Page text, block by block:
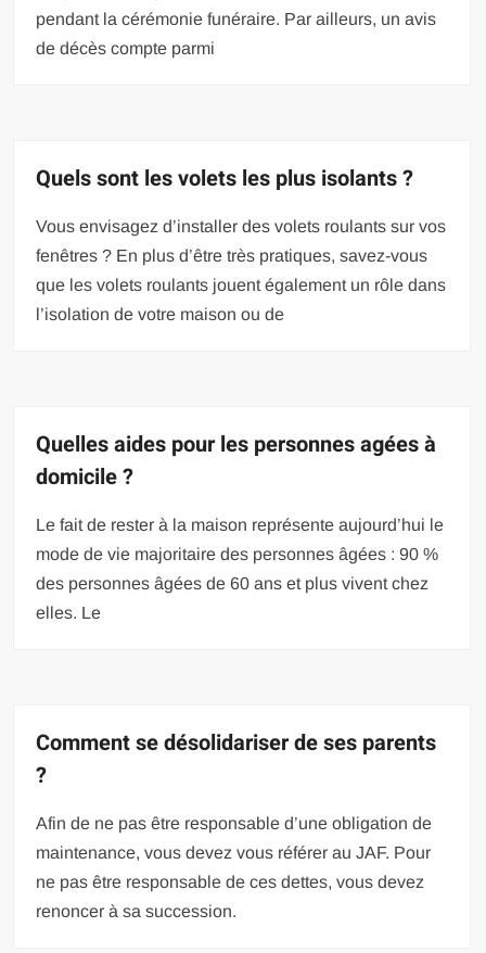
pendant la cérémonie funéraire. Par ailleurs, un avis
de décès compte parmi
Quels sont les volets les plus isolants ?
Vous envisagez d’installer des volets roulants sur vos
fenêtres ? En plus d’être très pratiques, savez-vous
que les volets roulants jouent également un rôle dans
l’isolation de votre maison ou de
Quelles aides pour les personnes agées à
domicile ?
Le fait de rester à la maison représente aujourd’hui le
mode de vie majoritaire des personnes âgées : 90 %
des personnes âgées de 60 ans et plus vivent chez
elles. Le
Comment se désolidariser de ses parents
?
Afin de ne pas être responsable d’une obligation de
maintenance, vous devez vous référer au JAF. Pour
ne pas être responsable de ces dettes, vous devez
renoncer à sa succession.